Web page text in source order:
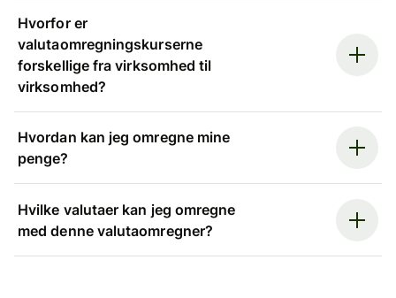
Hvorfor er
valutaomregningskurserne
forskellige fra virksomhed til
virksomhed?
Hvordan kan jeg omregne mine
penge?
Hvilke valutaer kan jeg omregne
med denne valutaomregner?